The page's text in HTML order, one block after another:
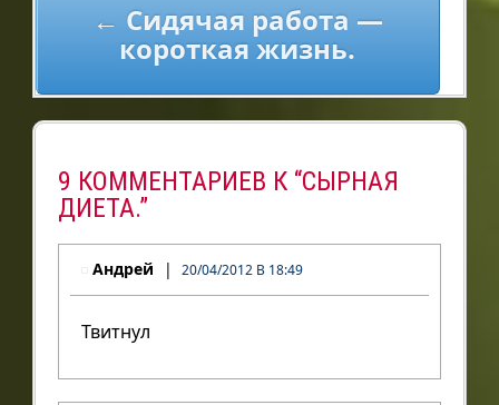
← Сидячая работа —
короткая жизнь.
9 КОММЕНТАРИЕВ К “СЫРНАЯ
ДИЕТА.”
Андрей 20/04/2012 В 18:49
Твитнул